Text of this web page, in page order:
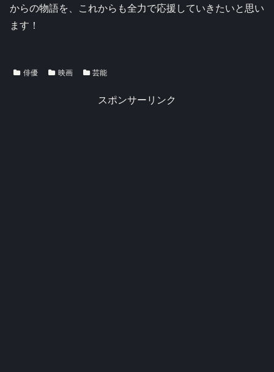
からの物語を、これからも全力で応援していきたいと思い
ます！
俳優 映画 芸能
スポンサーリンク